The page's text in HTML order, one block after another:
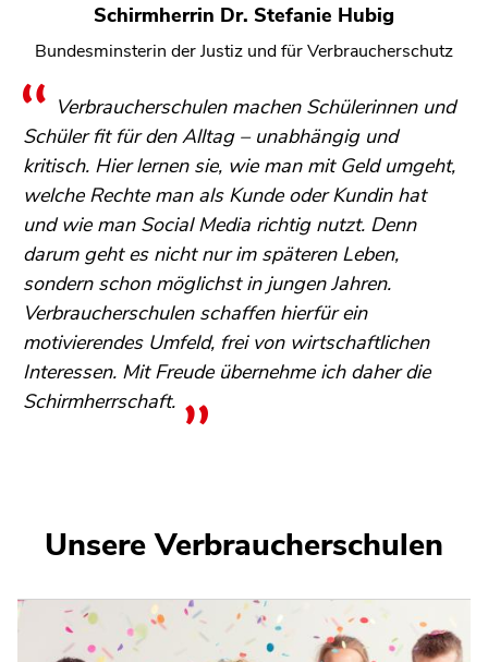
Schirmherrin Dr. Stefanie Hubig
Bundesminsterin der Justiz und für Verbraucherschutz
Verbraucherschulen machen Schülerinnen und
Schüler fit für den Alltag – unabhängig und
kritisch. Hier lernen sie, wie man mit Geld umgeht,
welche Rechte man als Kunde oder Kundin hat
und wie man Social Media richtig nutzt. Denn
darum geht es nicht nur im späteren Leben,
sondern schon möglichst in jungen Jahren.
Verbraucherschulen schaffen hierfür ein
motivierendes Umfeld, frei von wirtschaftlichen
Interessen. Mit Freude übernehme ich daher die
Schirmherrschaft.
Unsere Verbraucherschulen